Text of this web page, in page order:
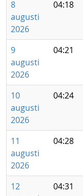
8
augusti
2026
04:18
9
augusti
2026
04:21
10
augusti
2026
04:24
11
augusti
2026
04:28
12
04:31